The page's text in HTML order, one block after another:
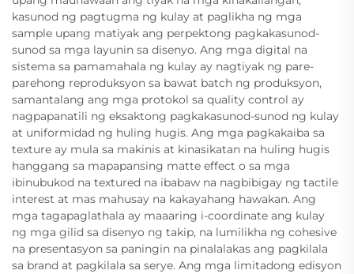
kasunod ng pagtugma ng kulay at paglikha ng mga
sample upang matiyak ang perpektong pagkakasunod-
sunod sa mga layunin sa disenyo. Ang mga digital na
sistema sa pamamahala ng kulay ay nagtiyak ng pare-
parehong reproduksyon sa bawat batch ng produksyon,
samantalang ang mga protokol sa quality control ay
nagpapanatili ng eksaktong pagkakasunod-sunod ng kulay
at uniformidad ng huling hugis. Ang mga pagkakaiba sa
texture ay mula sa makinis at kinasikatan na huling hugis
hanggang sa mapapansing matte effect o sa mga
ibinubukod na textured na ibabaw na nagbibigay ng tactile
interest at mas mahusay na kakayahang hawakan. Ang
mga tagapaglathala ay maaaring i-coordinate ang kulay
ng mga gilid sa disenyo ng takip, na lumilikha ng cohesive
na presentasyon sa paningin na pinalalakas ang pagkilala
sa brand at pagkilala sa serye. Ang mga limitadong edisyon